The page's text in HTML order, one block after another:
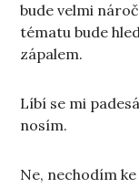
bude velmi
tématu bude
zápalem.
Líbí se mi
nosím.
Ne, nechodím